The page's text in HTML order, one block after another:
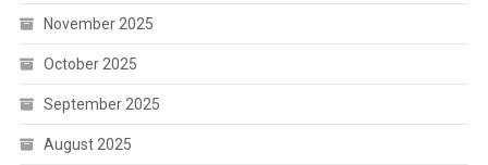
November 2025
October 2025
September 2025
August 2025